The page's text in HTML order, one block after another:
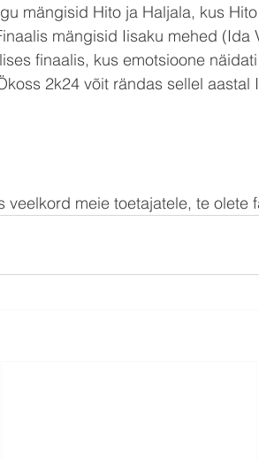
mängisid Hito ja Haljala, kus
mängisid Iisaku mehed (Ida
finaalis, kus emotsioone
2k24 võit rändas sellel aastal
veelkord meie toetajatele, te olete